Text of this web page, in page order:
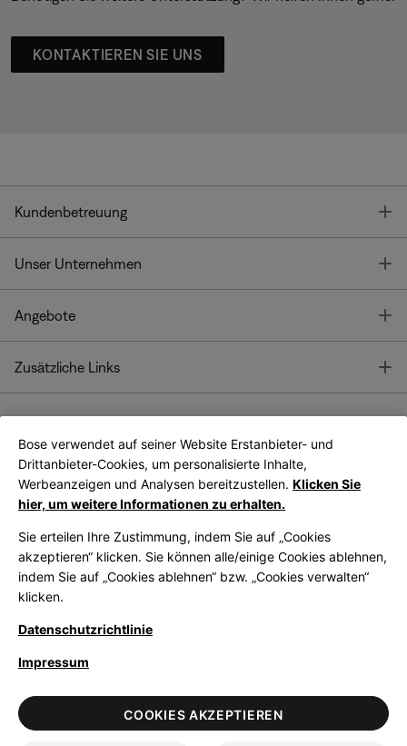
KONTAKTIEREN SIE UNS
Kundenbetreuung
Unser Unternehmen
Angebote
Zusätzliche Links
Bose App
Bose Connect
App
LegalDatenschutzrichtlinieZugänglichkeitHinweis zu Cookies
VerkaufsbedingungenNutzungsbedingungen
Bose verwendet auf seiner Website Erstanbieter- und
Drittanbieter-Cookies, um personalisierte Inhalte,
Werbeanzeigen und Analysen bereitzustellen. Klicken Sie
hier, um weitere Informationen zu erhalten.
Sie erteilen Ihre Zustimmung, indem Sie auf „Cookies
akzeptieren“ klicken. Sie können alle/einige Cookies ablehnen,
indem Sie auf „Cookies ablehnen“ bzw. „Cookies verwalten“
klicken.
Datenschutzrichtlinie
Impressum
COOKIES AKZEPTIEREN